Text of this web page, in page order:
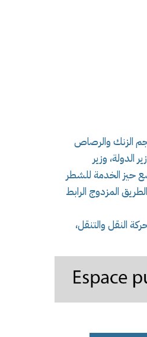
الزنك والرصاص
الدولة، وزير
حيز الخدمة للشطر
11 (05كلم) من مشروع منفذ الطريق المزدوج الرابط
النقل والتنقل،